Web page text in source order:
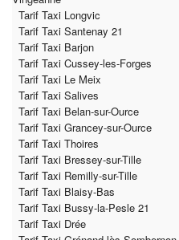
Tarif Taxi Longvic
Tarif Taxi Santenay 21
Tarif Taxi Barjon
Tarif Taxi Cussey-les-Forges
Tarif Taxi Le Meix
Tarif Taxi Salives
Tarif Taxi Belan-sur-Ource
Tarif Taxi Grancey-sur-Ource
Tarif Taxi Thoires
Tarif Taxi Bressey-sur-Tille
Tarif Taxi Remilly-sur-Tille
Tarif Taxi Blaisy-Bas
Tarif Taxi Bussy-la-Pesle 21
Tarif Taxi Drée